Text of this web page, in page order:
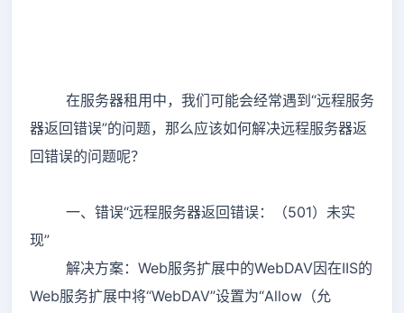
在服务器租用中，我们可能会经常遇到“远程服务
器返回错误”的问题，那么应该如何解决远程服务器返
回错误的问题呢？
一、错误“远程服务器返回错误：（501）未实
现”
解决方案：Web服务扩展中的WebDAV因在IIS的
Web服务扩展中将“WebDAV”设置为“Allow（允